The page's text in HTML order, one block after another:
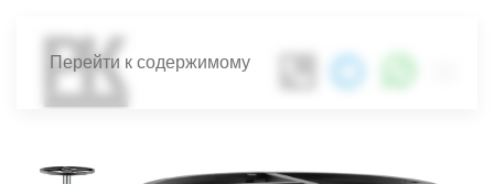
Перейти к содержимому